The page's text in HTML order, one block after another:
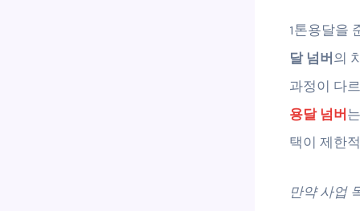
1톤용달을
달 넘버의
과정이 다
용달 넘버
택이 제한
만약 사업